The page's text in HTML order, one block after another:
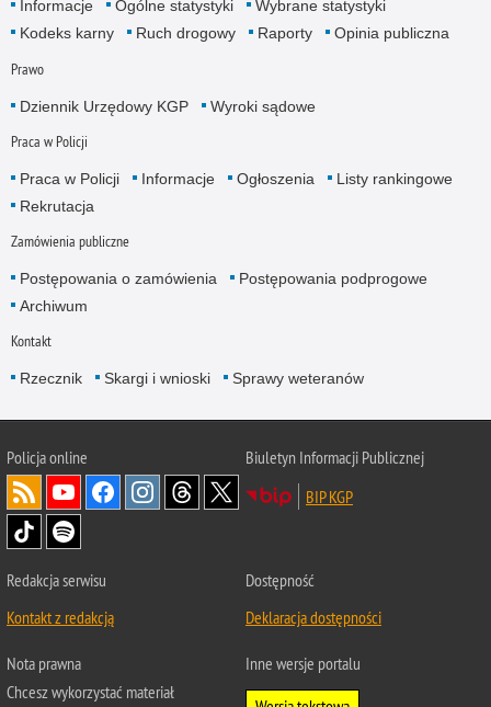
Informacje Ogólne statystyki
Wybrane statystyki
Kodeks karny
Ruch drogowy Raporty Opinia publiczna
Prawo
Dziennik Urzędowy KGP Wyroki sądowe
Praca w Policji
Praca w Policji Informacje Ogłoszenia
Listy rankingowe
Rekrutacja
Zamówienia publiczne
Postępowania o zamówienia
Postępowania podprogowe
Archiwum
Kontakt
Rzecznik Skargi i wnioski Sprawy weteranów
Policjaonline
Biuletyn Informacji Publicznej
BIP KGP
Redakcja serwisu
Kontakt z redakcją
Dostępność
Deklaracja dostępności
Nota prawna
Chcesz wykorzystać materiał
Inne wersje portalu